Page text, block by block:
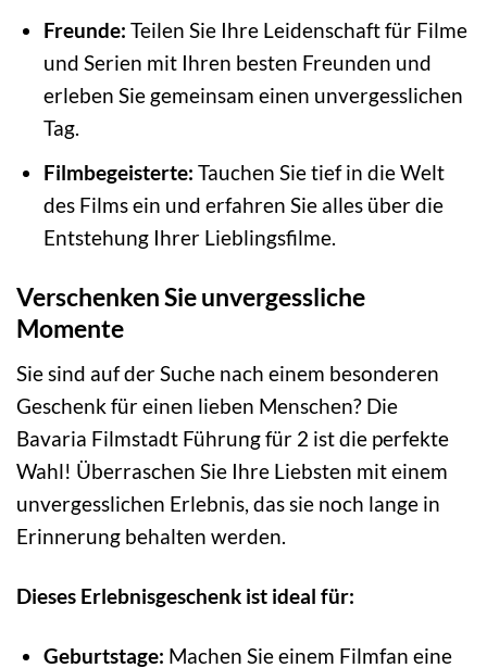
Freunde: Teilen Sie Ihre Leidenschaft für Filme
und Serien mit Ihren besten Freunden und
erleben Sie gemeinsam einen unvergesslichen
Tag.
Filmbegeisterte: Tauchen Sie tief in die Welt
des Films ein und erfahren Sie alles über die
Entstehung Ihrer Lieblingsfilme.
Verschenken Sie unvergessliche
Momente
Sie sind auf der Suche nach einem besonderen
Geschenk für einen lieben Menschen? Die
Bavaria Filmstadt Führung für 2 ist die perfekte
Wahl! Überraschen Sie Ihre Liebsten mit einem
unvergesslichen Erlebnis, das sie noch lange in
Erinnerung behalten werden.
Dieses Erlebnisgeschenk ist ideal für:
Geburtstage: Machen Sie einem Filmfan eine